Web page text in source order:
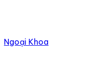
Ngoại Khoa